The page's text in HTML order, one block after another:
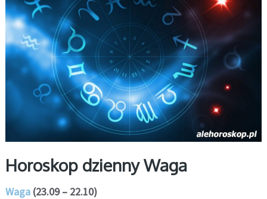
Horoskop dzienny Waga
Waga(23.09 – 22.10)